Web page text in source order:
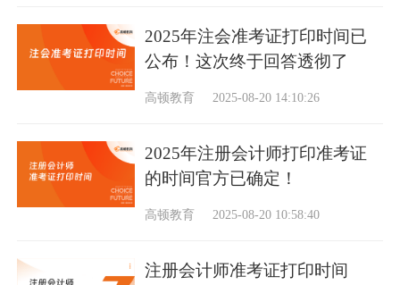
2025年注会准考证打印时间已
公布！这次终于回答透彻了
高顿教育 2025-08-20 14:10:26
2025年注册会计师打印准考证
的时间官方已确定！
高顿教育 2025-08-20 10:58:40
注册会计师准考证打印时间